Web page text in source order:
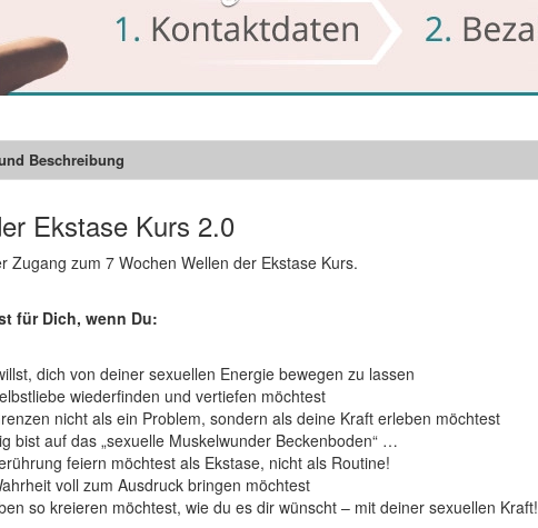
Beschreibung
Ekstase Kurs 2.0
Zugang zum 7 Wochen Wellen der Ekstase Kurs.
für Dich, wenn Du:
dich von deiner sexuellen Energie bewegen zu lassen
wiederfinden und vertiefen möchtest
nicht als ein Problem, sondern als deine Kraft erleben möchtest
bist auf das „sexuelle Muskelwunder Beckenboden“ …
feiern möchtest als Ekstase, nicht als Routine!
voll zum Ausdruck bringen möchtest
so kreieren möchtest, wie du es dir wünscht – mit deiner sexuellen Kraft!